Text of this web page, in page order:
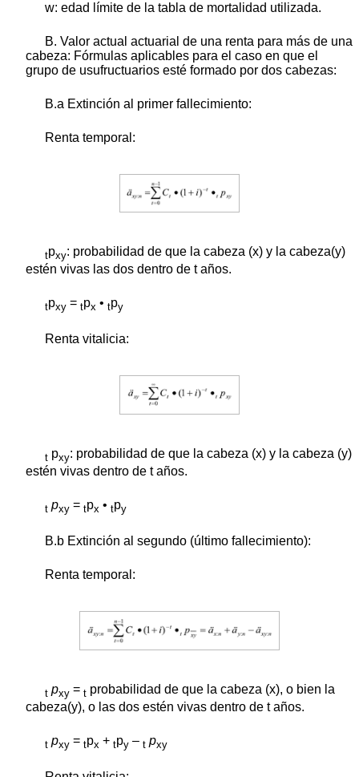
w: edad límite de la tabla de mortalidad utilizada.
B. Valor actual actuarial de una renta para más de una
cabeza: Fórmulas aplicables para el caso en que el
grupo de usufructuarios esté formado por dos cabezas:
B.a Extinción al primer fallecimiento:
Renta temporal:
tpxy: probabilidad de que la cabeza (x) y la cabeza(y)
estén vivas las dos dentro de t años.
tpxy = tpx • tpy
Renta vitalicia:
t pxy: probabilidad de que la cabeza (x) y la cabeza (y)
estén vivas dentro de t años.
tpxy = tpx • tpy
B.b Extinción al segundo (último fallecimiento):
Renta temporal:
tpxy = t probabilidad de que la cabeza (x), o bien la
cabeza(y), o las dos estén vivas dentro de t años.
tpxy = tpx + tpy – tpxy